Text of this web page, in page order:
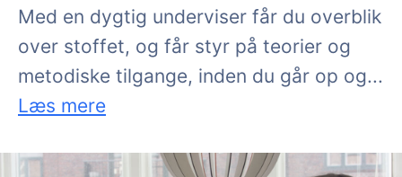
Med en dygtig underviser får du overblik
over stoffet, og får styr på teorier og
metodiske tilgange, inden du går op og...
Læs mere